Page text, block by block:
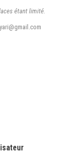
étant limité.